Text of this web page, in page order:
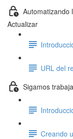
Automatizando
Actualizar
URL del
Sigamos
Creando